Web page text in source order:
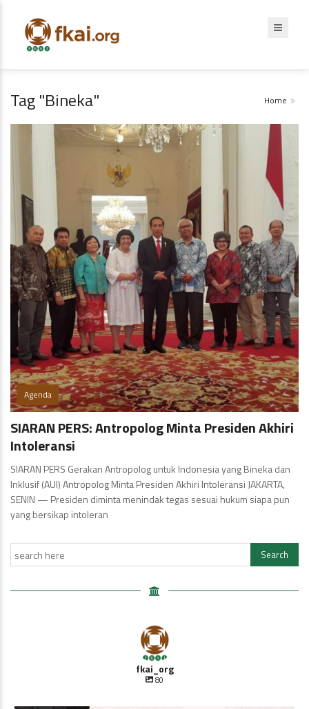
Tag "Bineka" Home
Agenda
SIARAN PERS: Antropolog Minta Presiden Akhiri
Intoleransi
SIARAN PERS Gerakan Antropolog untuk Indonesia yang Bineka dan
Inklusif (AUI) Antropolog Minta Presiden Akhiri Intoleransi JAKARTA,
SENIN — Presiden diminta menindak tegas sesuai hukum siapa pun
yang bersikap intoleran
fkai_org
80